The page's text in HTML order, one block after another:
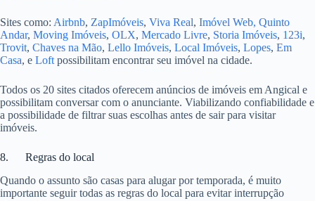
Sites como: Airbnb, ZapImóveis, Viva Real, Imóvel Web, Quinto
Andar, Moving Imóveis, OLX, Mercado Livre, Storia Imóveis, 123i,
Trovit, Chaves na Mão, Lello Imóveis, Local Imóveis, Lopes, Em
Casa, e Loft possibilitam encontrar seu imóvel na cidade.
Todos os 20 sites citados oferecem anúncios de imóveis em Angical e
possibilitam conversar com o anunciante. Viabilizando confiabilidade e
a possibilidade de filtrar suas escolhas antes de sair para visitar
imóveis.
8. Regras do local
Quando o assunto são casas para alugar por temporada, é muito
importante seguir todas as regras do local para evitar interrupção